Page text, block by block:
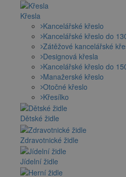
Křesla
Kancelářské křeslo
Kancelářské křeslo do
Zátěžové kancelářské
Designová křesla
Kancelářské křeslo do
Manažerské křeslo
Otočné křeslo
Křesílko
Dětské židle
Zdravotnické židle
Jídelní židle